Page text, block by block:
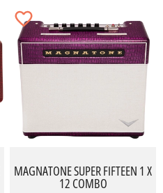
MAGNATONE SUPER FIFTEEN 1 X
12 COMBO